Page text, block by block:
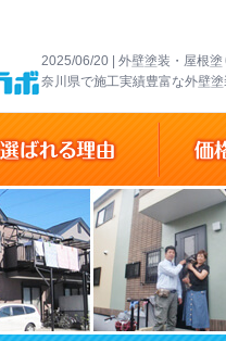
2025/06/20 | 外壁塗装・屋根
奈川県で施工実績豊富な外壁塗